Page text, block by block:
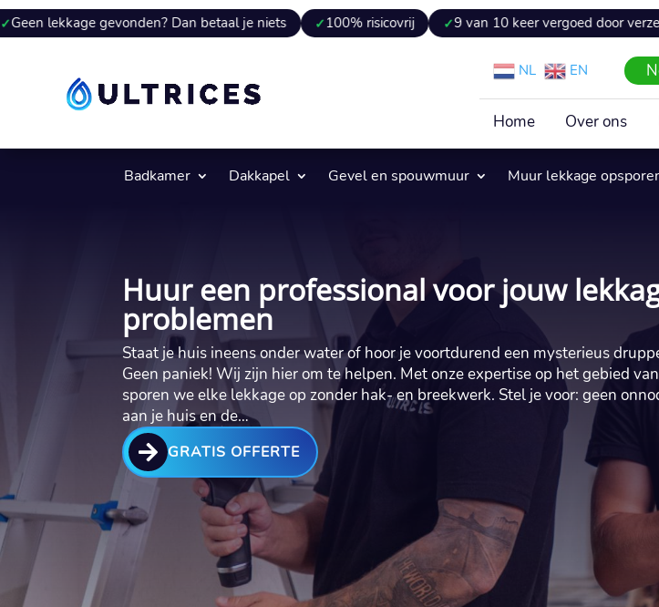
gevonden? Dan betaal je niets 100% risicovrij 9 van 10 keer vergoed door verzekeraar
NL EN
Home Over ons
Badkamer Dakkapel Gevel en spouwmuur Muur lekkage
Huur een professional voor jouw
problemen
Staat je huis ineens onder water of hoor je voortdurend een mysterieus
Geen paniek! Wij zijn hier om te helpen.​ Met onze expertise op het gebied
sporen we elke lekkage op zonder hak- en breekwerk.​ Stel je voor: geen
aan je huis en de…
 GRATIS OFFERTE